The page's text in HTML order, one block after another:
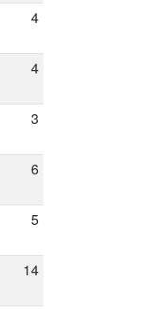
4
4
3
6
5
14